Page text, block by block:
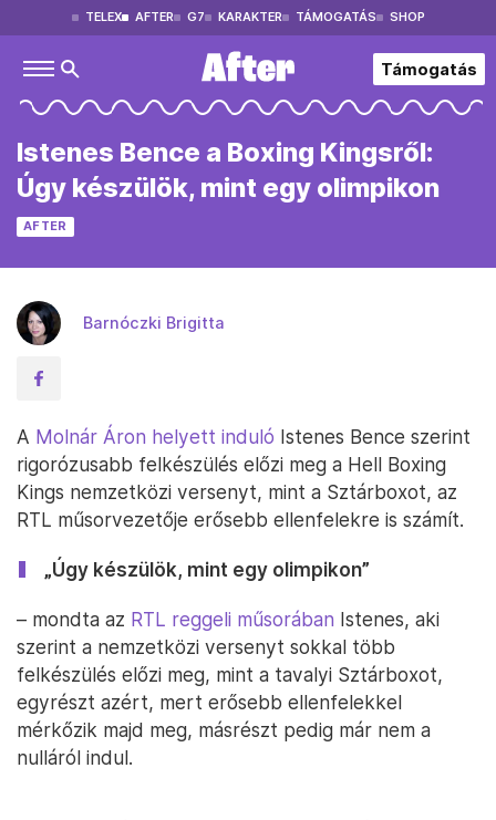
TELEX AFTER G7 KARAKTER TÁMOGATÁS SHOP
Támogatás
Istenes Bence a Boxing Kingsről:
Úgy készülök, mint egy olimpikon
AFTER
Barnóczki Brigitta
A Molnár Áron helyett induló Istenes Bence szerint
rigorózusabb felkészülés előzi meg a Hell Boxing
Kings nemzetközi versenyt, mint a Sztárboxot, az
RTL műsorvezetője erősebb ellenfelekre is számít.
„Úgy készülök, mint egy olimpikon”
– mondta az RTL reggeli műsorában Istenes, aki
szerint a nemzetközi versenyt sokkal több
felkészülés előzi meg, mint a tavalyi Sztárboxot,
egyrészt azért, mert erősebb ellenfelekkel
mérkőzik majd meg, másrészt pedig már nem a
nulláról indul.